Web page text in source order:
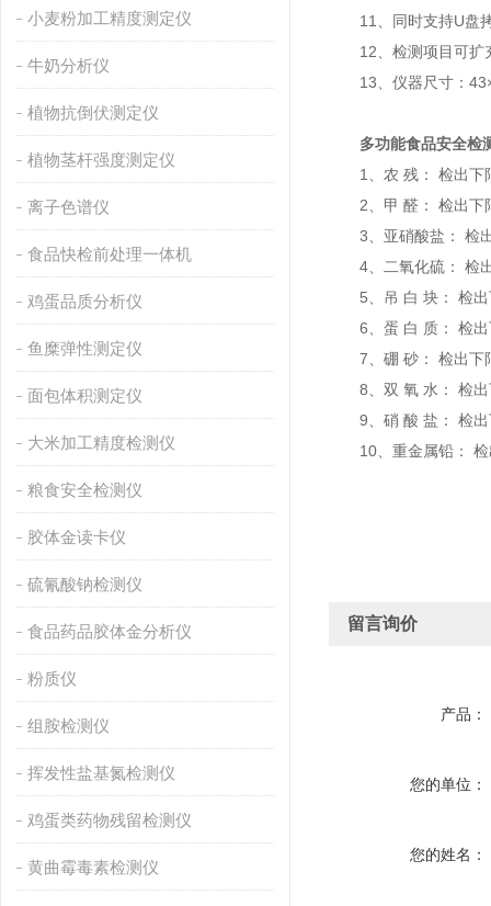
小麦粉加工精度测定仪
牛奶分析仪
植物抗倒伏测定仪
植物茎杆强度测定仪
离子色谱仪
食品快检前处理一体机
鸡蛋品质分析仪
鱼糜弹性测定仪
面包体积测定仪
大米加工精度检测仪
粮食安全检测仪
胶体金读卡仪
硫氰酸钠检测仪
食品药品胶体金分析仪
粉质仪
组胺检测仪
挥发性盐基氮检测仪
鸡蛋类药物残留检测仪
黄曲霉毒素检测仪
11、同时支持U盘拷
12、检测项目可扩
13、仪器尺寸：
多功能食品安全检
1、农 残： 检出下限
2、甲 醛： 检出下
3、亚硝酸盐： 检出
4、二氧化硫： 检出
5、吊 白 块： 检出
6、蛋 白 质： 检出
7、硼 砂： 检出下
8、双 氧 水： 检出
9、硝 酸 盐： 检出
10、重金属铅： 检
留言询价
产品：
您的单位：
您的姓名：